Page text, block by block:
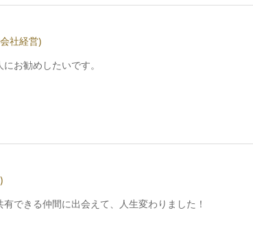
社経営)
お勧めしたいです。
できる仲間に出会えて、人生変わりました！